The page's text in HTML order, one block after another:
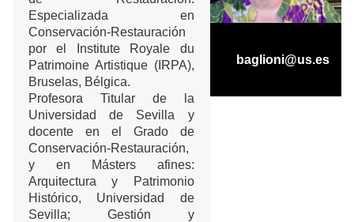
Especializada en
Conservación-Restauración
por el Institute Royale du
Patrimoine Artistique (IRPA),
Bruselas, Bélgica.
Profesora Titular de la
Universidad de Sevilla y
docente en el Grado de
Conservación-Restauración,
y en Másters afines:
Arquitectura y Patrimonio
Histórico, Universidad de
Sevilla; Gestión y
baglioni@us.es